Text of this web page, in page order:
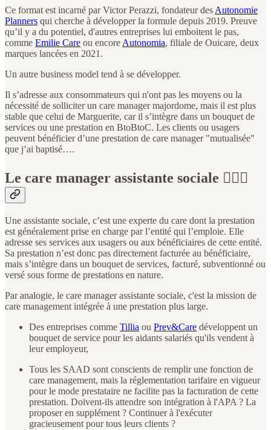
Ce format est incarné par Victor Perazzi, fondateur des Autonomie
Planners qui cherche à développer la formule depuis 2019. Preuve
qu’il y a du potentiel, d'autres entreprises lui emboitent le pas,
comme Emilie Care ou encore Autonomia, filiale de Ouicare, deux
marques lancées en 2021.
Un autre business model tend à se développer.
Il s’adresse aux consommateurs qui n'ont pas les moyens ou la
nécessité de solliciter un care manager majordome, mais il est plus
stable que celui de Marguerite, car il s’intègre dans un bouquet de
services ou une prestation en BtoBtoC. Les clients ou usagers
peuvent bénéficier d’une prestation de care manager "mutualisée"
que j’ai baptisé….
Le care manager assistante sociale 🦸🏼‍♀️
Une assistante sociale, c’est une experte du care dont la prestation
est généralement prise en charge par l’entité qui l’emploie. Elle
adresse ses services aux usagers ou aux bénéficiaires de cette entité.
Sa prestation n’est donc pas directement facturée au bénéficiaire,
mais s’intègre dans un bouquet de services, facturé, subventionné ou
versé sous forme de prestations en nature.
Par analogie, le care manager assistante sociale, c'est la mission de
care management intégrée à une prestation plus large.
Des entreprises comme Tillia ou Prev&Care développent un
bouquet de service pour les aidants salariés qu'ils vendent à
leur employeur,
Tous les SAAD sont conscients de remplir une fonction de
care management, mais la réglementation tarifaire en vigueur
pour le mode prestataire ne facilite pas la facturation de cette
prestation. Doivent-ils attendre son intégration à l'APA ? La
proposer en supplément ? Continuer à l'exécuter
gracieusement pour tous leurs clients ?